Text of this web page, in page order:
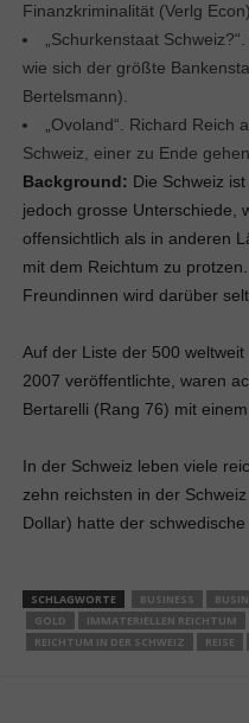
Finanzkriminalität (Verlg Econ).
„Schurkenstaat
wie sich der größte
Bertelsmann).
„Ovoland“. Richard
Schweiz, einer zu Ende
Background: Die Schweiz
jedoch grosse Unterschiede,
offensichtlich als in anderen
mit dem Reichtum zu
Freundinnen wird darüber
Auf der Liste der 500
2007 veröffentlichte, waren
Bertarelli (Rang 76) mit
In der Schweiz leben viele
zehn reichsten in der
Dollar) hatte der
SCHLAGWORTE BUSINESS
GOLD
IMMATERIELLEN REICHTUM
REICHTUM IN DER SCHWEIZ
REISE